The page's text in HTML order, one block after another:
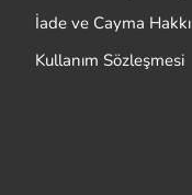
İade ve Cayma Hakkı
Kullanım Sözleşmesi